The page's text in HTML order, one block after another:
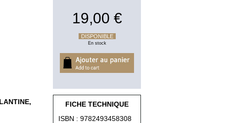
19,00 €
DISPONIBLE
En stock
FICHE TECHNIQUE
ISBN : 9782493458308